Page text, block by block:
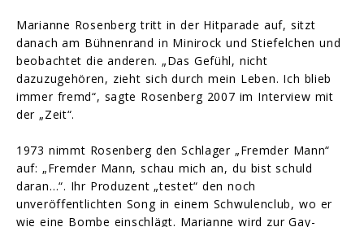
Marianne Rosenberg tritt in der Hitparade auf, sitzt
danach am Bühnenrand in Minirock und Stiefelchen und
beobachtet die anderen. „Das Gefühl, nicht
dazuzugehören, zieht sich durch mein Leben. Ich blieb
immer fremd“, sagte Rosenberg 2007 im Interview mit
der „Zeit“.
1973 nimmt Rosenberg den Schlager „Fremder Mann“
auf: „Fremder Mann, schau mich an, du bist schuld
daran…“. Ihr Produzent „testet“ den noch
unveröffentlichten Song in einem Schwulenclub, wo er
wie eine Bombe einschlägt. Marianne wird zur Gay-